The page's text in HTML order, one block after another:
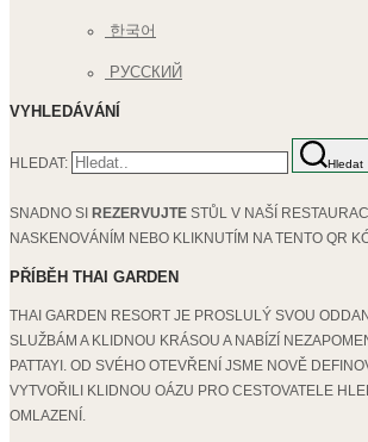
한국어
РУССКИЙ
VYHLEDÁVÁNÍ
HLEDAT: Hledat
SNADNO SI REZERVUJTE STŮL V NAŠÍ
NASKENOVÁNÍM NEBO KLIKNUTÍM NA TENTO QR
PŘÍBĚH THAI GARDEN
THAI GARDEN RESORT JE PROSLULÝ SVOU
SLUŽBÁM A KLIDNOU KRÁSOU A NABÍZÍ
PATTAYI. OD SVÉHO OTEVŘENÍ JSME NOVĚ
VYTVOŘILI KLIDNOU OÁZU PRO CESTOVATELE
OMLAZENÍ.